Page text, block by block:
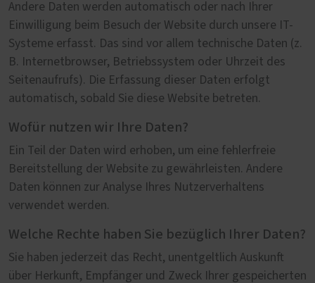
Andere Daten werden automatisch oder nach Ihrer
Einwilligung beim Besuch der Website durch unsere IT-
Systeme erfasst. Das sind vor allem technische Daten (z.
B. Internetbrowser, Betriebssystem oder Uhrzeit des
Seitenaufrufs). Die Erfassung dieser Daten erfolgt
automatisch, sobald Sie diese Website betreten.
Wofür nutzen wir Ihre Daten?
Ein Teil der Daten wird erhoben, um eine fehlerfreie
Bereitstellung der Website zu gewährleisten. Andere
Daten können zur Analyse Ihres Nutzerverhaltens
verwendet werden.
Welche Rechte haben Sie bezüglich Ihrer Daten?
Sie haben jederzeit das Recht, unentgeltlich Auskunft
über Herkunft, Empfänger und Zweck Ihrer gespeicherten